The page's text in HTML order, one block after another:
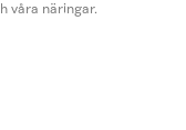
våra näringar.